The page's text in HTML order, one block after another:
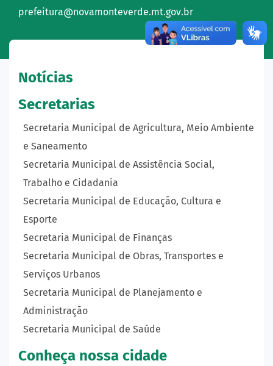
prefeitura@novamonteverde.mt.gov.br
Notícias
Secretarias
Secretaria Municipal de Agricultura, Meio Ambiente
e Saneamento
Secretaria Municipal de Assistência Social,
Trabalho e Cidadania
Secretaria Municipal de Educação, Cultura e
Esporte
Secretaria Municipal de Finanças
Secretaria Municipal de Obras, Transportes e
Serviços Urbanos
Secretaria Municipal de Planejamento e
Administração
Secretaria Municipal de Saúde
Conheça nossa cidade